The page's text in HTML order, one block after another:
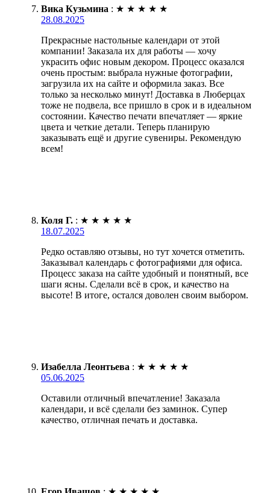
Вика Кузьмина : ★ ★ ★ ★ ★
28.08.2025
Прекрасные настольные календари от этой
компании! Заказала их для работы — хочу
украсить офис новым декором. Процесс оказался
очень простым: выбрала нужные фотографии,
загрузила их на сайте и оформила заказ. Все
только за несколько минут! Доставка в Люберцах
тоже не подвела, все пришло в срок и в идеальном
состоянии. Качество печати впечатляет — яркие
цвета и четкие детали. Теперь планирую
заказывать ещё и другие сувениры. Рекомендую
всем!
Коля Г. : ★ ★ ★ ★ ★
18.07.2025
Редко оставляю отзывы, но тут хочется отметить.
Заказывал календарь с фотографиями для офиса.
Процесс заказа на сайте удобный и понятный, все
шаги ясны. Сделали всё в срок, и качество на
высоте! В итоге, остался доволен своим выбором.
Изабелла Леонтьева : ★ ★ ★ ★ ★
05.06.2025
Оставили отличный впечатление! Заказала
календари, и всё сделали без заминок. Супер
качество, отличная печать и доставка.